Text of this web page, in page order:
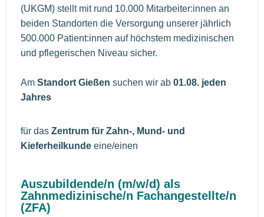
(UKGM) stellt mit rund 10.000 Mitarbeiter:innen an
beiden Standorten die Versorgung unserer jährlich
500.000 Patient:innen auf höchstem medizinischen
und pflegerischen Niveau sicher.
Am Standort Gießen suchen wir ab 01.08. jeden
Jahres
für das Zentrum für Zahn-, Mund- und
Kieferheilkunde eine/einen
Auszubildende/n (m/w/d) als
Zahnmedizinische/n Fachangestellte/n
(ZFA)